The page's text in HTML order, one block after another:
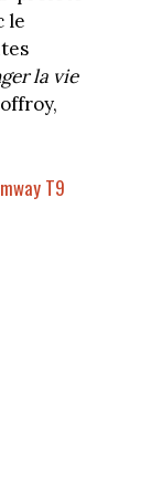
le
la vie
T9